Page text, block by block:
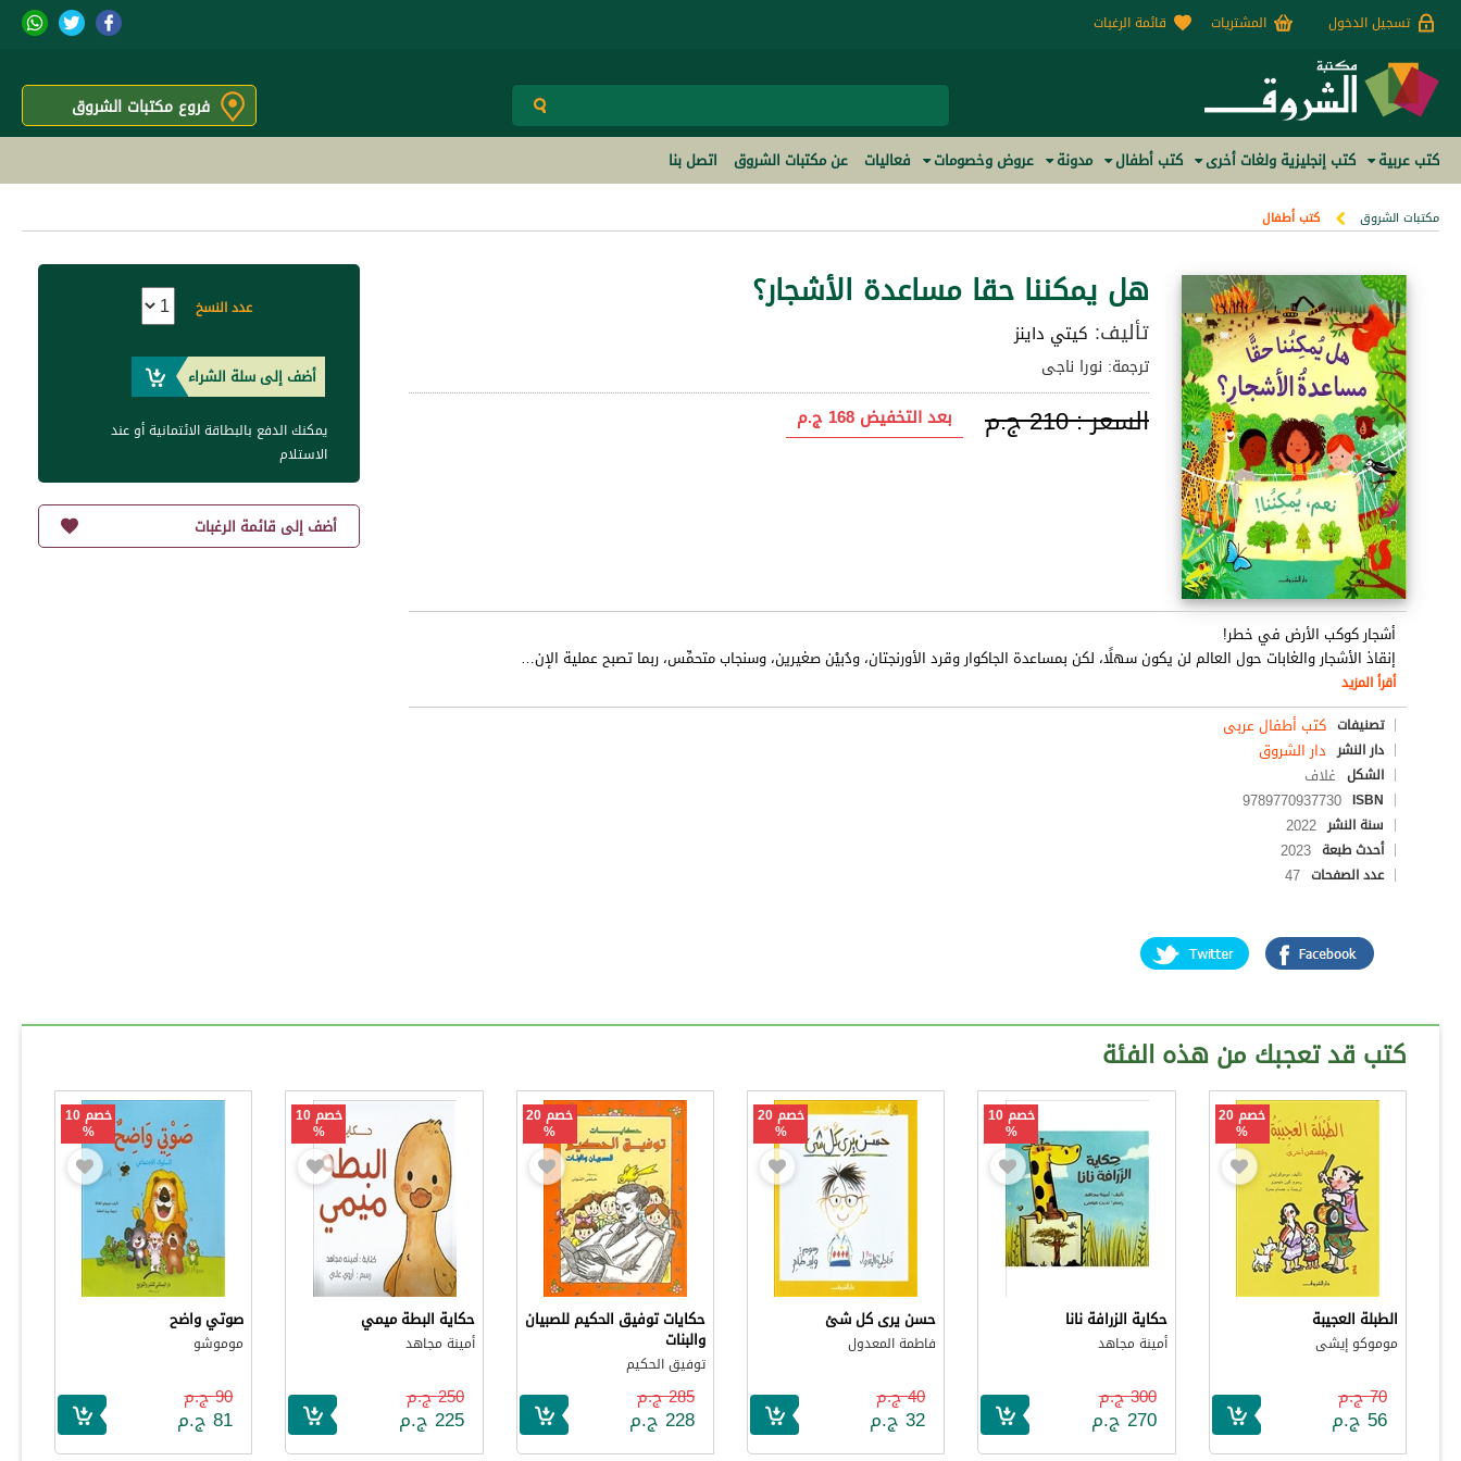
تسجيل الدخول المشتريات قائمة الرغبات
فروع مكتبات الشروق
كتب عربية كتب إنجليزية ولغات أخرى كتب أطفال مدونة عروض وخصومات فعاليات عن مكتبات الشروق اتصل بنا
مكتبات الشروق كتب أطفال
هل يمكننا حقا مساعدة الأشجار؟
تأليف: كيتي داينز
ترجمة: نورا ناجى
السعر :210 ج.م بعد التخفيض 168 ج.م
أشجار كوكب الأرض في خطر!
إنقاذ الأشجار والغابات حول العالم لن يكون سهلًا، لكن بمساعدة الجاكوار وقرد الأورنجتان، ودُبيْن صغيرين، وسنجاب متحمِّس، ربما تصبح عملية الإن…
أقرأ المزيد
تصنيفات كتب أطفال عربى
دار النشر دار الشروق
الشكل غلاف
ISBN
9789770937730
سنة النشر 2022
أحدث طبعة 2023
عدد الصفحات 47
عدد النسخ
أضف إلى سلة الشراء
يمكنك الدفع بالبطاقة الائتمانية أو عند
الاستلام
أضف إلى قائمة الرغبات
كتب قد تعجبك من هذه الفئة
خصم 20
%
الطبلة العجيبة
موموكو إيشى
70 ج.م
56 ج.م
خصم 10
%
حكاية الزرافة نانا
أمينة مجاهد
300 ج.م
270 ج.م
خصم 20
%
حسن يرى كل شئ
فاطمة المعدول
40 ج.م
32 ج.م
خصم 20
%
حكايات توفيق الحكيم للصبيان
والبنات
توفيق الحكيم
285 ج.م
228 ج.م
خصم 10
%
حكاية البطة ميمي
أمينة مجاهد
250 ج.م
225 ج.م
خصم 10
%
صوتي واضح
موموشو
90 ج.م
81 ج.م